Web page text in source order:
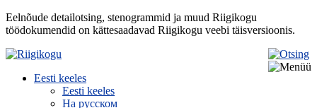
Eelnõude detailotsing, stenogrammid ja muud Riigikogu
töödokumendid on kättesaadavad Riigikogu veebi täisversioonis.
Eesti keeles
Eesti keeles
На русском